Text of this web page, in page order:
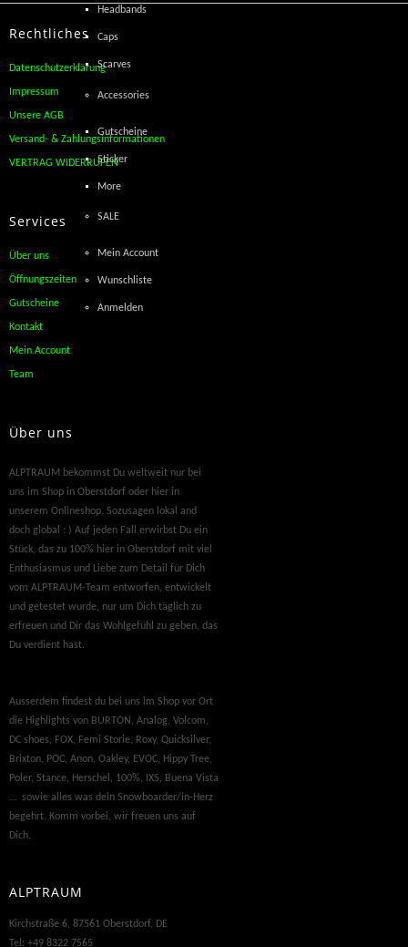
Headbands
Caps
Scarves
Accessories
Gutscheine
Sticker
More
SALE
Mein Account
Wunschliste
Anmelden
Rechtliches
Datenschutzerklärung
Impressum
Unsere AGB
Versand- & Zahlungsinformationen
VERTRAG WIDERRUFEN
Services
Über uns
Öffnungszeiten
Gutscheine
Kontakt
Mein Account
Team
Über uns
ALPTRAUM bekommst Du weltweit nur bei
uns im Shop in Oberstdorf oder hier in
unserem Onlineshop. Sozusagen lokal and
doch global : ) Auf jeden Fall erwirbst Du ein
Stück, das zu 100% hier in Oberstdorf mit viel
Enthusiasmus und Liebe zum Detail für Dich
vom ALPTRAUM-Team entworfen, entwickelt
und getestet wurde, nur um Dich täglich zu
erfreuen und Dir das Wohlgefühl zu geben, das
Du verdient hast.
Ausserdem findest du bei uns im Shop vor Ort
die Highlights von BURTON, Analog, Volcom,
DC shoes, FOX, Femi Storie, Roxy, Quicksilver,
Brixton, POC, Anon, Oakley, EVOC, Hippy Tree,
Poler, Stance, Herschel, 100%, IXS, Buena Vista
… sowie alles was dein Snowboarder/in-Herz
begehrt. Komm vorbei, wir freuen uns auf
Dich.
ALPTRAUM
Kirchstraße 6, 87561 Oberstdorf, DE
Tel: +49 8322 7565